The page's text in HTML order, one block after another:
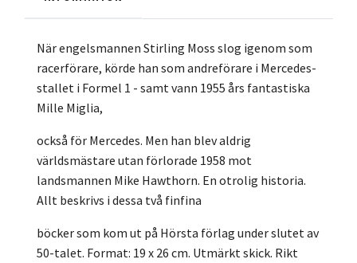
När engelsmannen Stirling Moss slog igenom som
racerförare, körde han som andreförare i Mercedes-
stallet i Formel 1 - samt vann 1955 års fantastiska
Mille Miglia,
också för Mercedes. Men han blev aldrig
världsmästare utan förlorade 1958 mot
landsmannen Mike Hawthorn. En otrolig historia.
Allt beskrivs i dessa två finfina
böcker som kom ut på Hörsta förlag under slutet av
50-talet. Format: 19 x 26 cm. Utmärkt skick. Rikt